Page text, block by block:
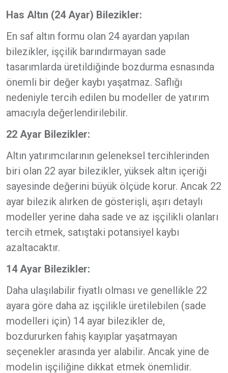
Has Altın (24 Ayar) Bilezikler:
En saf altın formu olan 24 ayardan yapılan
bilezikler, işçilik barındırmayan sade
tasarımlarda üretildiğinde bozdurma esnasında
önemli bir değer kaybı yaşatmaz. Saflığı
nedeniyle tercih edilen bu modeller de yatırım
amacıyla değerlendirilebilir.
22 Ayar Bilezikler:
Altın yatırımcılarının geleneksel tercihlerinden
biri olan 22 ayar bilezikler, yüksek altın içeriği
sayesinde değerini büyük ölçüde korur. Ancak 22
ayar bilezik alırken de gösterişli, aşırı detaylı
modeller yerine daha sade ve az işçilikli olanları
tercih etmek, satıştaki potansiyel kaybı
azaltacaktır.
14 Ayar Bilezikler:
Daha ulaşılabilir fiyatlı olması ve genellikle 22
ayara göre daha az işçilikle üretilebilen (sade
modelleri için) 14 ayar bilezikler de,
bozdururken fahiş kayıplar yaşatmayan
seçenekler arasında yer alabilir. Ancak yine de
modelin işçiliğine dikkat etmek önemlidir.